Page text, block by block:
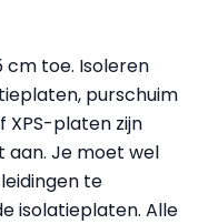
cm toe. Isoleren
purschuim
XPS-platen zijn
aan. Je moet wel
te
isolatieplaten. Alle